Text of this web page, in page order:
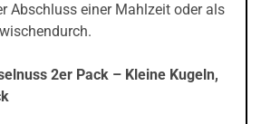
Abschluss einer Mahlzeit oder als
2er Pack – Kleine Kugeln,